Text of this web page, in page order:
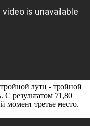
лутц - тройной
С результатом 71,80
момент третье место.